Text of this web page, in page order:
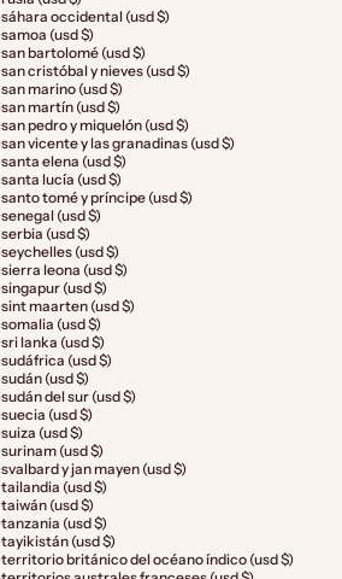
sáhara occidental (usd $)
samoa (usd $)
san bartolomé (usd $)
san cristóbal y nieves (usd $)
san marino (usd $)
san martín (usd $)
san pedro y miquelón (usd $)
san vicente y las granadinas (usd $)
santa elena (usd $)
santa lucía (usd $)
santo tomé y príncipe (usd $)
senegal (usd $)
serbia (usd $)
seychelles (usd $)
sierra leona (usd $)
singapur (usd $)
sint maarten (usd $)
somalia (usd $)
sri lanka (usd $)
sudáfrica (usd $)
sudán (usd $)
sudán del sur (usd $)
suecia (usd $)
suiza (usd $)
surinam (usd $)
svalbard y jan mayen (usd $)
tailandia (usd $)
taiwán (usd $)
tanzania (usd $)
tayikistán (usd $)
territorio británico del océano índico (usd $)